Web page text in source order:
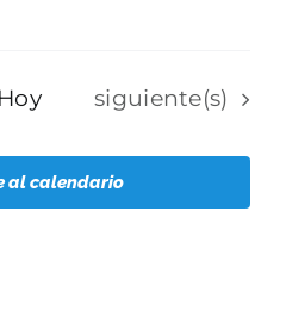
Hoy Eventos
siguiente(s)
al calendario